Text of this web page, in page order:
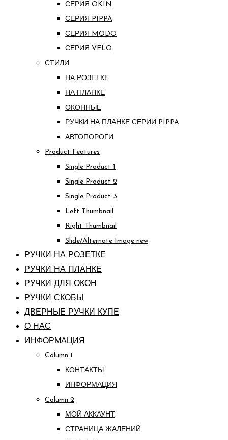
СЕРИЯ OKIN
СЕРИЯ PIPPA
СЕРИЯ MODO
СЕРИЯ VELO
СТИЛИ
НА РОЗЕТКЕ
НА ПЛАНКЕ
ОКОННЫЕ
РУЧКИ НА ПЛАНКЕ СЕРИИ PIPPA
АВТОПОРОГИ
Product Features
Single Product 1
Single Product 2
Single Product 3
Left Thumbnail
Right Thumbnail
Slide/Alternate Image new
РУЧКИ НА РОЗЕТКЕ
РУЧКИ НА ПЛАНКЕ
РУЧКИ ДЛЯ ОКОН
РУЧКИ СКОБЫ
ДВЕРНЫЕ РУЧКИ КУПЕ
О НАС
ИНФОРМАЦИЯ
Column 1
КОНТАКТЫ
ИНФОРМАЦИЯ
Column 2
МОЙ АККАУНТ
СТРАНИЦА ЖАЛЕНИЙ